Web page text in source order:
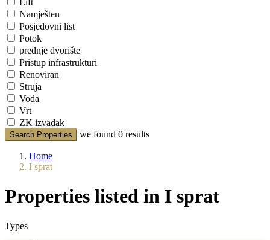
Namješten
Posjedovni list
Potok
prednje dvorište
Pristup infrastrukturi
Renoviran
Struja
Voda
Vrt
ZK izvadak
Search Properties we found 0 results
Home
I sprat
Properties listed in I sprat
Types